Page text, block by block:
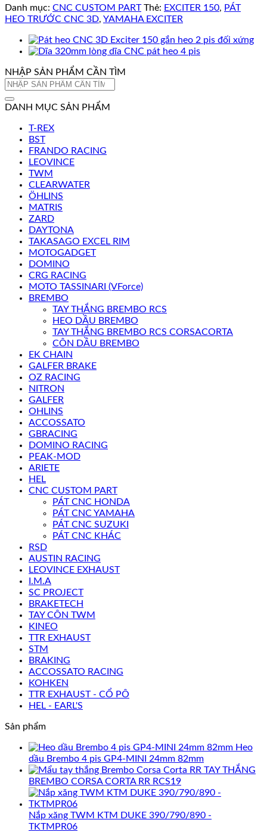
Danh mục: CNC CUSTOM PART Thẻ: EXCITER 150, PÁT
HEO TRƯỚC CNC 3D, YAMAHA EXCITER
NHẬP SẢN PHẨM CẦN TÌM
Tìm
DANH MỤC SẢN PHẨM
T-REX
BST
FRANDO RACING
LEOVINCE
TWM
CLEARWATER
ÖHLINS
MATRIS
ZARD
DAYTONA
TAKASAGO EXCEL RIM
MOTOGADGET
DOMINO
CRG RACING
MOTO TASSINARI (VForce)
BREMBO
TAY THẮNG BREMBO RCS
HEO DẦU BREMBO
TAY THẮNG BREMBO RCS CORSACORTA
CÔN DẦU BREMBO
EK CHAIN
GALFER BRAKE
OZ RACING
NITRON
GALFER
OHLINS
ACCOSSATO
GBRACING
DOMINO RACING
PEAK-MOD
ARIETE
HEL
CNC CUSTOM PART
PÁT CNC HONDA
PÁT CNC YAMAHA
PÁT CNC SUZUKI
PÁT CNC KHÁC
RSD
AUSTIN RACING
LEOVINCE EXHAUST
I.M.A
SC PROJECT
BRAKETECH
TAY CÔN TWM
KINEO
TTR EXHAUST
STM
BRAKING
ACCOSSATO RACING
KOHKEN
TTR EXHAUST - CỔ PÔ
HEL - EARL'S
Sản phẩm
Heo
dầu Brembo 4 pis GP4-MINI 24mm 82mm
TAY THẮNG
BREMBO CORSA CORTA RR RCS19
Nắp xăng TWM KTM DUKE 390/790/890 -
TKTMPR06